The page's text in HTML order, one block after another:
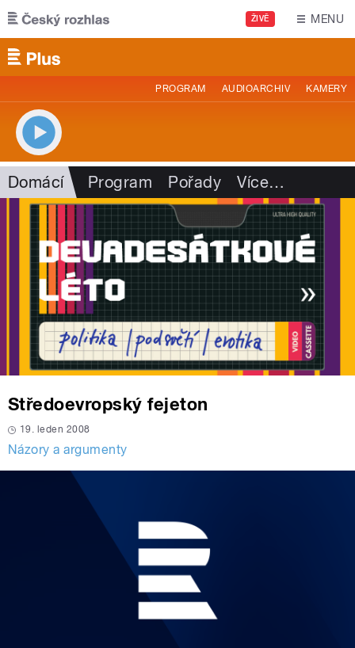
Přejít k hlavnímu obsahu
ŽIVĚ MENU
PROGRAM AUDIOARCHIV KAMERY
Domácí Program Pořady Více…
Středoevropský fejeton
19. leden 2008
Názory a argumenty